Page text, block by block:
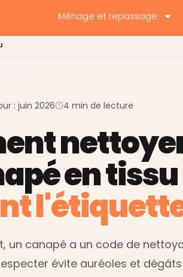
Ménage et repassage
: juin 2026 4 min de lecture
en tissu
un canapé a un code de
évite auréoles et